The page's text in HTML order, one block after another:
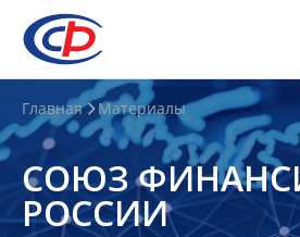
О
нас
О
СФР
Главная Материалы
СОЮЗ
РОССИИ